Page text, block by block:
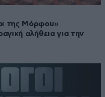
της Μόρφου»
αλήθεια για την